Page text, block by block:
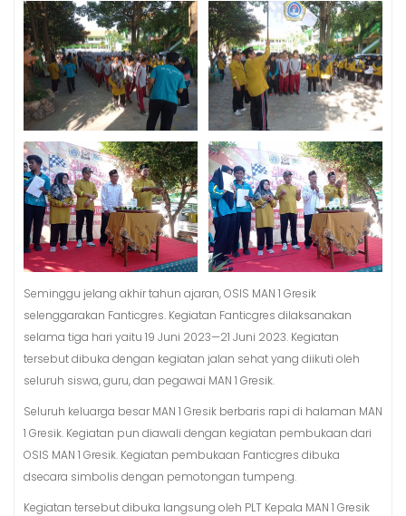
Seminggu jelang akhir tahun ajaran, OSIS MAN 1 Gresik
selenggarakan Fanticgres. Kegiatan Fanticgres dilaksanakan
selama tiga hari yaitu 19 Juni 2023—21 Juni 2023. Kegiatan
tersebut dibuka dengan kegiatan jalan sehat yang diikuti oleh
seluruh siswa, guru, dan pegawai MAN 1 Gresik.
Seluruh keluarga besar MAN 1 Gresik berbaris rapi di halaman MAN
1 Gresik. Kegiatan pun diawali dengan kegiatan pembukaan dari
OSIS MAN 1 Gresik. Kegiatan pembukaan Fanticgres dibuka
dsecara simbolis dengan pemotongan tumpeng.
Kegiatan tersebut dibuka langsung oleh PLT Kepala MAN 1 Gresik